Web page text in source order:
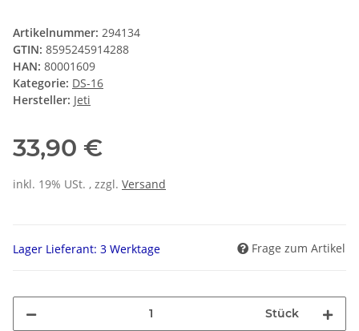
Artikelnummer: 294134
GTIN: 8595245914288
HAN: 80001609
Kategorie: DS-16
Hersteller: Jeti
33,90 €
inkl. 19% USt. , zzgl. Versand
Lager Lieferant: 3 Werktage Frage zum Artikel
Stück